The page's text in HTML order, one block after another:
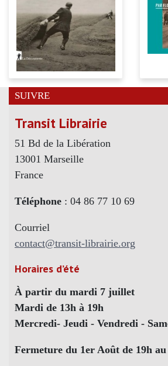
SUIVRE
Transit Librairie
51 Bd de la Libération
13001 Marseille
France
Téléphone : 04 86 77 10 69
Courriel
contact@transit-librairie.org
Horaires d’été
À partir du mardi 7 juillet
Mardi de 13h à 19h
Mercredi- Jeudi - Vendredi -
Fermeture du 1er Août de 19h